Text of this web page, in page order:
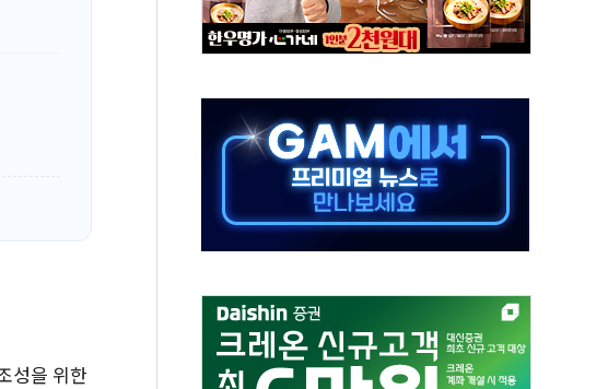
라우드플레어·태양광주↑ VS 트레이드데스크·웬디스↓
종자 7359명 끝까지 찾겠다"
엔 톤 낮춰
포항시 '시끌'
성을 위한